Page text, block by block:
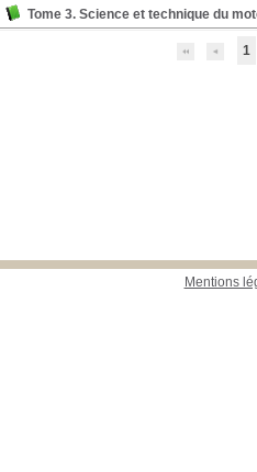
Tome 3. Science et technique du
1
Mentions